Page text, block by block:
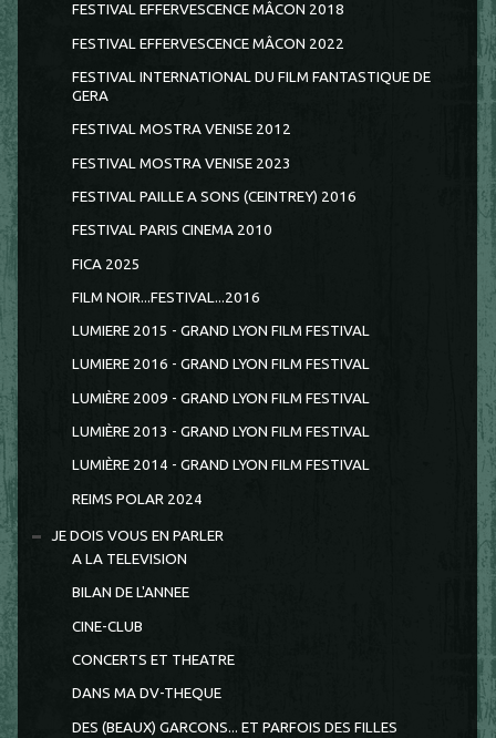
FESTIVAL EFFERVESCENCE MÂCON 2018
FESTIVAL EFFERVESCENCE MÂCON 2022
FESTIVAL INTERNATIONAL DU FILM FANTASTIQUE DE
GERA
FESTIVAL MOSTRA VENISE 2012
FESTIVAL MOSTRA VENISE 2023
FESTIVAL PAILLE A SONS (CEINTREY) 2016
FESTIVAL PARIS CINEMA 2010
FICA 2025
FILM NOIR...FESTIVAL...2016
LUMIERE 2015 - GRAND LYON FILM FESTIVAL
LUMIERE 2016 - GRAND LYON FILM FESTIVAL
LUMIÈRE 2009 - GRAND LYON FILM FESTIVAL
LUMIÈRE 2013 - GRAND LYON FILM FESTIVAL
LUMIÈRE 2014 - GRAND LYON FILM FESTIVAL
REIMS POLAR 2024
JE DOIS VOUS EN PARLER
A LA TELEVISION
BILAN DE L'ANNEE
CINE-CLUB
CONCERTS ET THEATRE
DANS MA DV-THEQUE
DES (BEAUX) GARCONS... ET PARFOIS DES FILLES